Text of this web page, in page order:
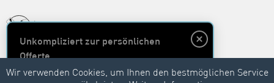
Wir verwenden Cookies, um Ihnen den bestmöglichen Service
Unkompliziert zur persönlichen
Offerte